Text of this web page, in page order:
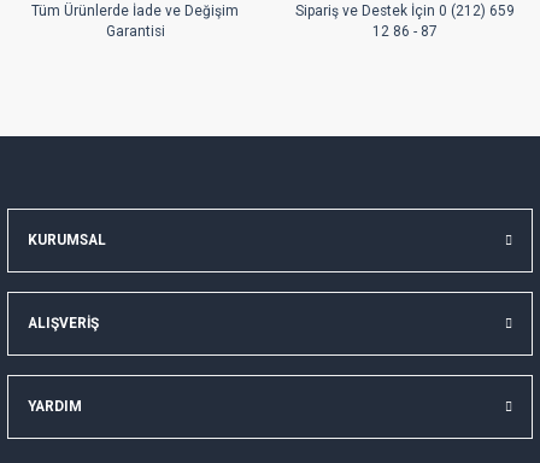
Tüm Ürünlerde İade ve Değişim
Garantisi
Sipariş ve Destek İçin 0 (212) 659
12 86 - 87
KURUMSAL
ALIŞVERİŞ
YARDIM